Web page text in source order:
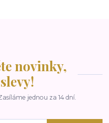
novinky,
jednou za 14 dní.